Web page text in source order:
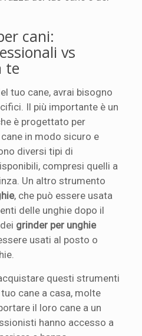
cani:
vs
te
tuo cane, avrai bisogno
Il più importante è un
è progettato per
in modo sicuro e
diversi tipi di
compresi quelli a
Un altro strumento
, che può essere usata
delle unghie dopo il
grinder per unghie
usati al posto o
questi strumenti
cane a casa, molte
il loro cane a un
hanno accesso a